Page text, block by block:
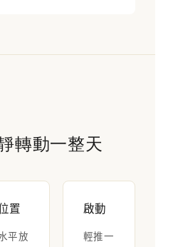
轉動一整天
置
平放
啟動
輕推一